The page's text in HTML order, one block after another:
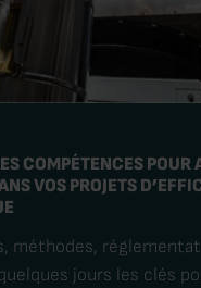
COMPÉTENCES POUR
VOS PROJETS
méthodes,
jours les clés